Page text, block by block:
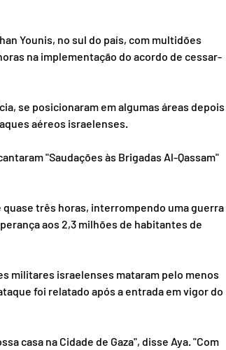
Younis, no sul do país, com multidões
na implementação do acordo de cessar-
se posicionaram em algumas áreas depois
aéreos israelenses.
"Saudações às Brigadas Al-Qassam"
três horas, interrompendo uma guerra
aos 2,3 milhões de habitantes de
militares israelenses mataram pelo menos
foi relatado após a entrada em vigor do
casa na Cidade de Gaza", disse Aya. "Com